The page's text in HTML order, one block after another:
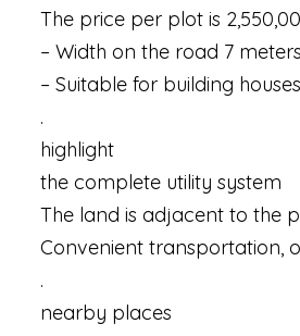
The price per plot is
– Width on the road 7
– Suitable for building
.
highlight
the complete utility system
The land is adjacent to the
Convenient transportation,
.
nearby places